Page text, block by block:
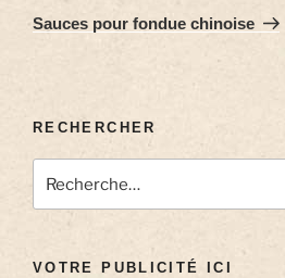
Sauces pour fondue chinoise
RECHERCHER
VOTRE PUBLICITÉ ICI